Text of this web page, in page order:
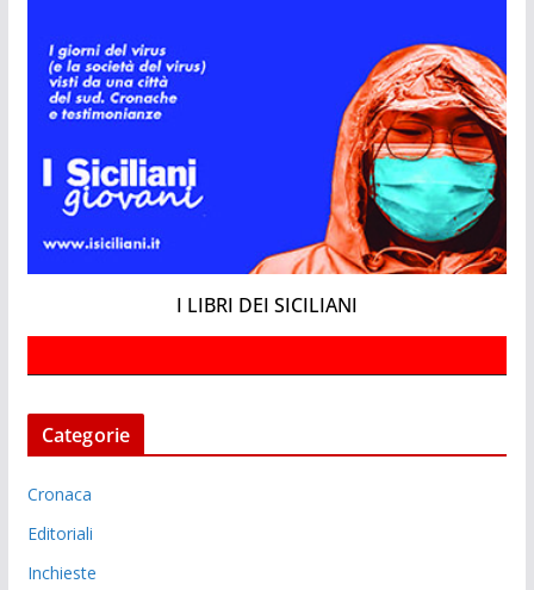
I LIBRI DEI SICILIANI
Categorie
Cronaca
Editoriali
Inchieste